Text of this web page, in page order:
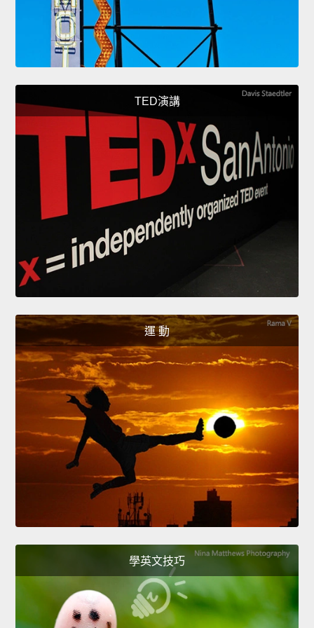
TED演講
運 動
學英文技巧